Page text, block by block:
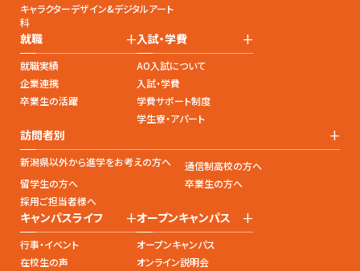
キャラクターデザイン&デジタルアート
科
就職 +
就職実績
企業連携
卒業生の活躍
入試・学費 +
AO入試について
入試・学費
学費サポート制度
学生寮・アパート
訪問者別 +
新潟県以外から進学をお考えの方へ
通信制高校の方へ
留学生の方へ
卒業生の方へ
採用ご担当者様へ
キャンパスライフ +
行事・イベント
在校生の声
オープンキャンパス +
オープンキャンパス
オンライン説明会